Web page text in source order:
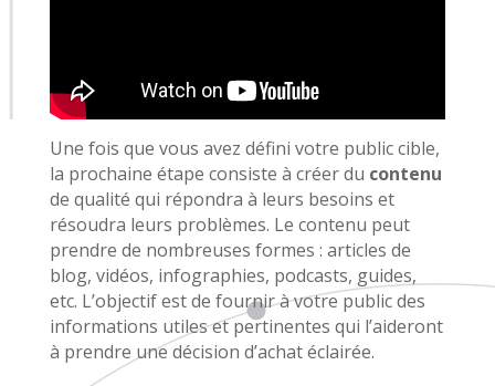
Une fois que vous avez défini votre public cible,
la prochaine étape consiste à créer du contenu
de qualité qui répondra à leurs besoins et
résoudra leurs problèmes. Le contenu peut
prendre de nombreuses formes : articles de
blog, vidéos, infographies, podcasts, guides,
etc. L’objectif est de fournir à votre public des
informations utiles et pertinentes qui l’aideront
à prendre une décision d’achat éclairée.